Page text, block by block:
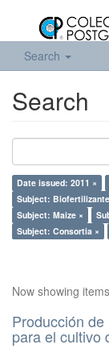
Search
Search
Date issued: 2011 ×
Subject:
Subject: Maize ×
Subject: Consortia ×
Now showing
Producción
para el cultivo